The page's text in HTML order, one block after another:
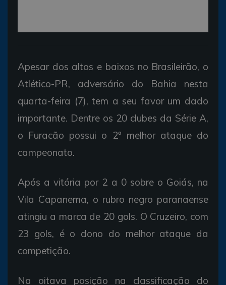
Apesar dos altos e baixos no Brasileirão, o
Atlético-PR, adversário do Bahia nesta
quarta-feira (7), tem a seu favor um dado
importante. Dentre os 20 clubes da Série A,
o Furacão possui o 2º melhor ataque do
campeonato.
Após a vitória por 2 a 0 sobre o Goiás, na
Vila Capanema, o rubro negro paranaense
atingiu a marca de 20 gols. O Cruzeiro, com
23 gols, é o dono do melhor ataque da
competição.
Na oitava posição na classificação do